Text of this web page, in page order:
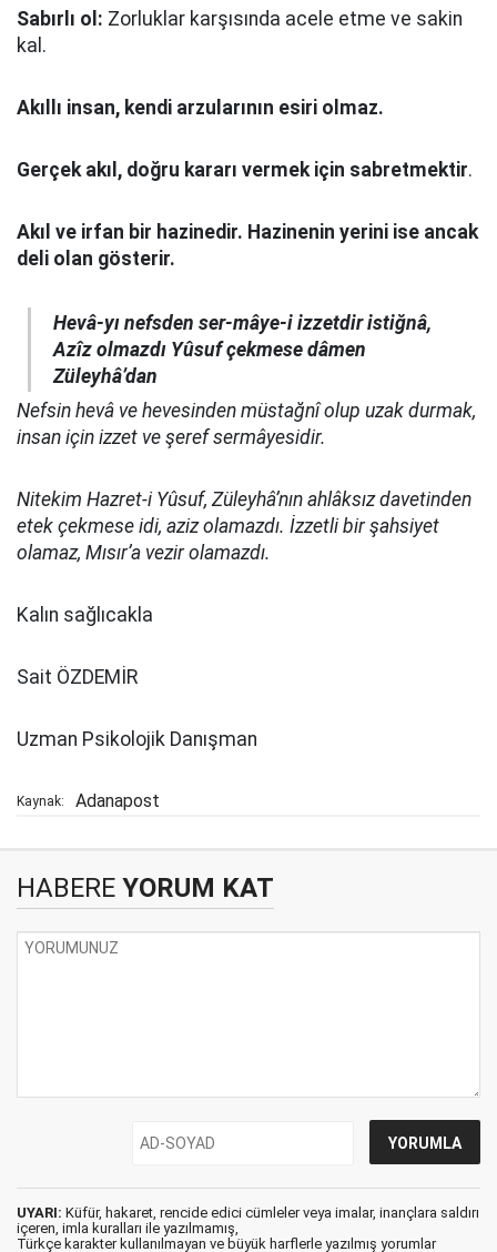
Sabırlı ol: Zorluklar karşısında acele etme ve sakin
kal.
Akıllı insan, kendi arzularının esiri olmaz.
Gerçek akıl, doğru kararı vermek için sabretmektir.
Akıl ve irfan bir hazinedir. Hazinenin yerini ise ancak
deli olan gösterir.
Hevâ-yı nefsden ser-mâye-i izzetdir istiğnâ,
Azîz olmazdı Yûsuf çekmese dâmen
Züleyhâ’dan
Nefsin hevâ ve hevesinden müstağnî olup uzak durmak,
insan için izzet ve şeref sermâyesidir.
Nitekim Hazret-i Yûsuf, Züleyhâ’nın ahlâksız davetinden
etek çekmese idi, aziz olamazdı. İzzetli bir şahsiyet
olamaz, Mısır’a vezir olamazdı.
Kalın sağlıcakla
Sait ÖZDEMİR
Uzman Psikolojik Danışman
Kaynak: Adanapost
HABERE YORUM KAT
UYARI: Küfür, hakaret, rencide edici cümleler veya imalar, inançlara saldırı
içeren, imla kuralları ile yazılmamış,
Türkçe karakter kullanılmayan ve büyük harflerle yazılmış yorumlar